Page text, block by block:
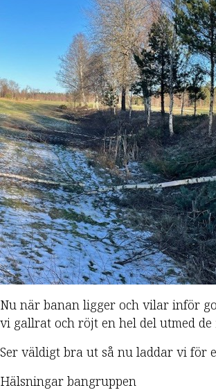
Nu när banan ligger och vilar inför
vi gallrat och röjt en hel del utmed
Ser väldigt bra ut så nu laddar vi för
Hälsningar bangruppen